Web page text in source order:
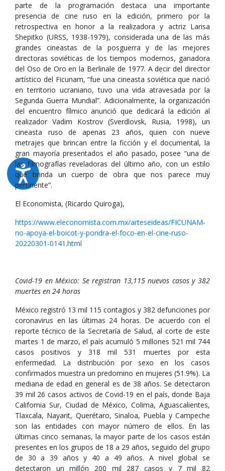
parte de la programación destaca una importante
presencia de cine ruso en la edición, primero por la
retrospectiva en honor a la realizadora y actriz Larisa
Shepitko (URSS, 1938-1979), considerada una de las más
grandes cineastas de la posguerra y de las mejores
directoras soviéticas de los tiempos modernos, ganadora
del Oso de Oro en la Berlinale de 1977. A decir del director
artístico del Ficunam, “fue una cineasta soviética que nació
en territorio ucraniano, tuvo una vida atravesada por la
Segunda Guerra Mundial”. Adicionalmente, la organización
del encuentro fílmico anunció que dedicará la edición al
realizador Vadim Kostrov (Sverdlovsk, Rusia, 1998), un
cineasta ruso de apenas 23 años, quien con nueve
metrajes que brincan entre la ficción y el documental, la
gran mayoría presentados el año pasado, posee “una de
las filmografías reveladoras del último año, con un estilo
que brinda un cuerpo de obra que nos parece muy
pertinente”.
El Economista, (Ricardo Quiroga),
https://www.eleconomista.com.mx/arteseideas/FICUNAM-
no-apoya-el-boicot-y-pondra-el-foco-en-el-cine-ruso-
20220301-0141.html
Covid-19 en México: Se registran 13,115 nuevos casos y 382
muertes en 24 horas
México registró 13 mil 115 contagios y 382 defunciones por
coronavirus en las últimas 24 horas. De acuerdo con el
reporte técnico de la Secretaría de Salud, al corte de este
martes 1 de marzo, el país acumuló 5 millones 521 mil 744
casos positivos y 318 mil 531 muertes por esta
enfermedad. La distribución por sexo en los casos
confirmados muestra un predomino en mujeres (51.9%). La
mediana de edad en general es de 38 años. Se detectaron
39 mil 26 casos activos de Covid-19 en el país, donde Baja
California Sur, Ciudad de México, Colima, Aguascalientes,
Tlaxcala, Nayarit, Querétaro, Sinaloa, Puebla y Campeche
son las entidades con mayor número de ellos. En las
últimas cinco semanas, la mayor parte de los casos están
presentes en los grupos de 18 a 29 años, seguido del grupo
de 30 a 39 años y 40 a 49 años. A nivel global se
detectaron un millón 200 mil 287 casos y 7 mil 82